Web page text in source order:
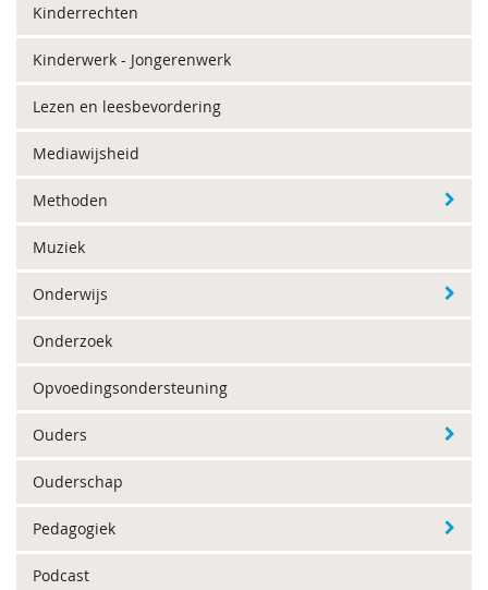
Kinderrechten
Kinderwerk - Jongerenwerk
Lezen en leesbevordering
Mediawijsheid
Methoden
Muziek
Onderwijs
Onderzoek
Opvoedingsondersteuning
Ouders
Ouderschap
Pedagogiek
Podcast